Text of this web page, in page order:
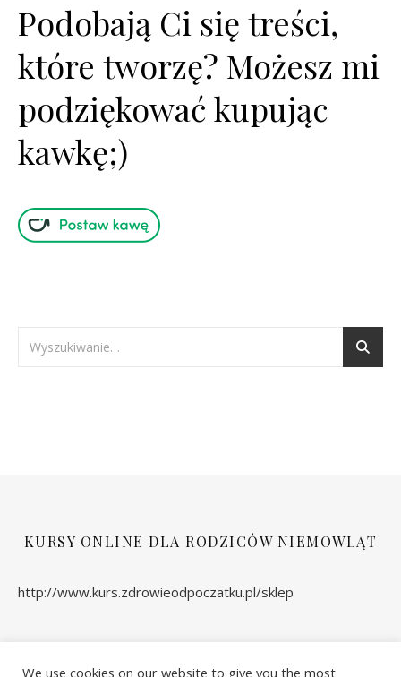
Podobają Ci się treści,
które tworzę? Możesz mi
podziękować kupując
kawkę;)
KURSY ONLINE DLA RODZICÓW NIEMOWLĄT
http://www.kurs.zdrowieodpoczatku.pl/sklep
We use cookies on our website to give you the most